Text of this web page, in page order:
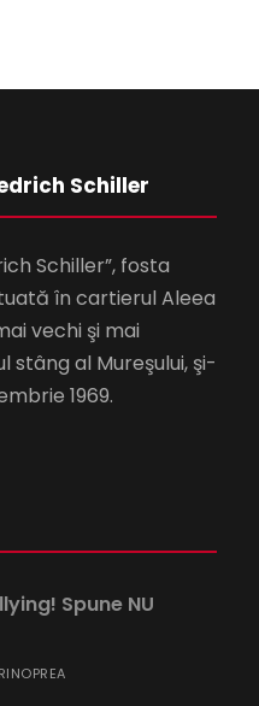
Schiller
Schiller”, fosta
în cartierul Aleea
vechi şi mai
stâng al Mureşului, şi-
1969.
Spune NU